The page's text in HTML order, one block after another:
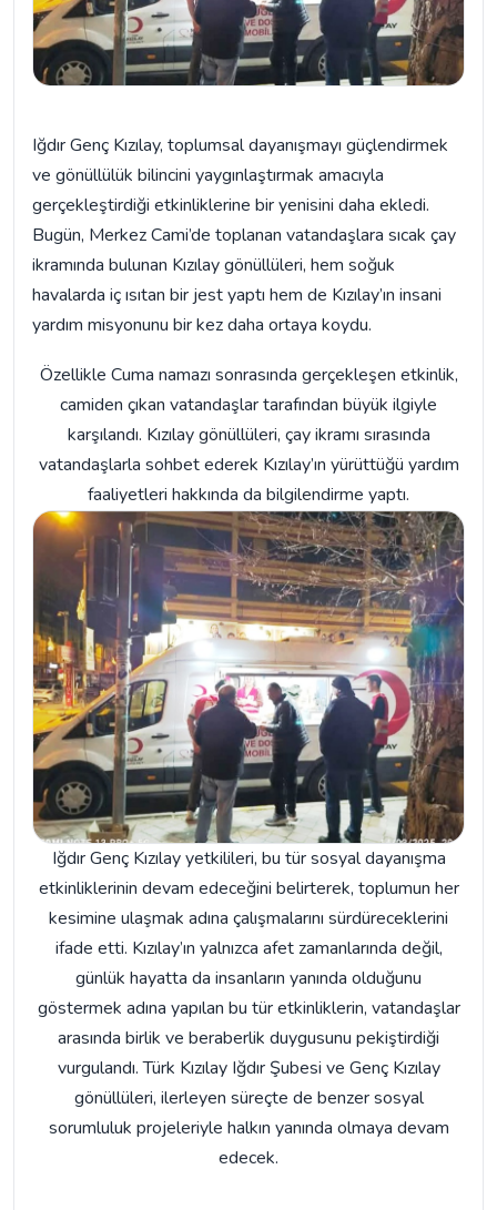
Iğdır Genç Kızılay, toplumsal dayanışmayı güçlendirmek
ve gönüllülük bilincini yaygınlaştırmak amacıyla
gerçekleştirdiği etkinliklerine bir yenisini daha ekledi.
Bugün, Merkez Cami’de toplanan vatandaşlara sıcak çay
ikramında bulunan Kızılay gönüllüleri, hem soğuk
havalarda iç ısıtan bir jest yaptı hem de Kızılay’ın insani
yardım misyonunu bir kez daha ortaya koydu.
Özellikle Cuma namazı sonrasında gerçekleşen etkinlik,
camiden çıkan vatandaşlar tarafından büyük ilgiyle
karşılandı. Kızılay gönüllüleri, çay ikramı sırasında
vatandaşlarla sohbet ederek Kızılay’ın yürüttüğü yardım
faaliyetleri hakkında da bilgilendirme yaptı.
Iğdır Genç Kızılay yetkilileri, bu tür sosyal dayanışma
etkinliklerinin devam edeceğini belirterek, toplumun her
kesimine ulaşmak adına çalışmalarını sürdüreceklerini
ifade etti. Kızılay’ın yalnızca afet zamanlarında değil,
günlük hayatta da insanların yanında olduğunu
göstermek adına yapılan bu tür etkinliklerin, vatandaşlar
arasında birlik ve beraberlik duygusunu pekiştirdiği
vurgulandı. Türk Kızılay Iğdır Şubesi ve Genç Kızılay
gönüllüleri, ilerleyen süreçte de benzer sosyal
sorumluluk projeleriyle halkın yanında olmaya devam
edecek.